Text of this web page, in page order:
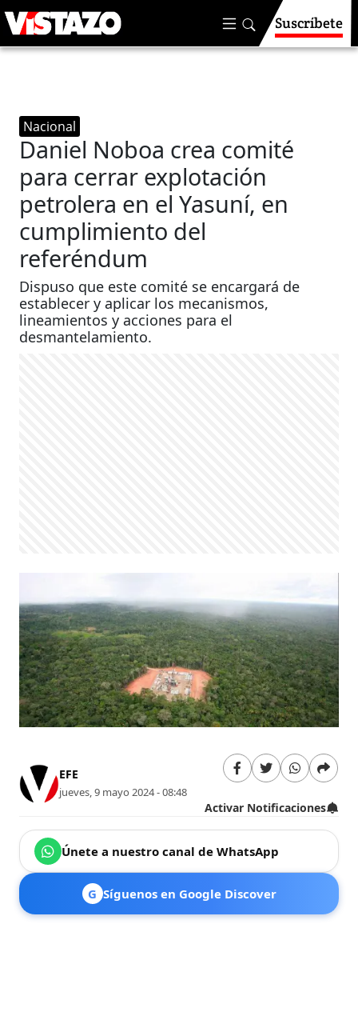
Suscríbete
Nacional
Daniel Noboa crea comité
para cerrar explotación
petrolera en el Yasuní, en
cumplimiento del
referéndum
Dispuso que este comité se encargará de
establecer y aplicar los mecanismos,
lineamientos y acciones para el
desmantelamiento.
EFE
jueves, 9 mayo 2024 - 08:48
Activar Notificaciones
Únete a nuestro canal de WhatsApp
G Síguenos en Google Discover